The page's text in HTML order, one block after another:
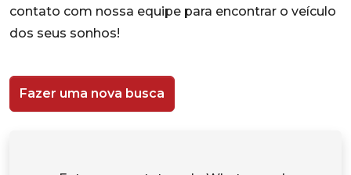
contato com nossa equipe para encontrar o veículo
dos seus sonhos!
Fazer uma nova busca